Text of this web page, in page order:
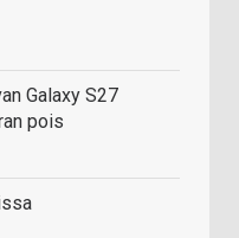
Galaxy S27
pois